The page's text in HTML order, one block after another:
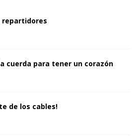
repartidores
cuerda para tener un corazón
de los cables!